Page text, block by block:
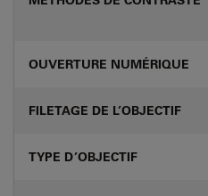
OUVERTURE NUMÉRIQUE
FILETAGE DE L’OBJECTIF
TYPE D’OBJECTIF